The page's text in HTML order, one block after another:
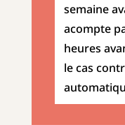
semaine
acompte
heures
le cas